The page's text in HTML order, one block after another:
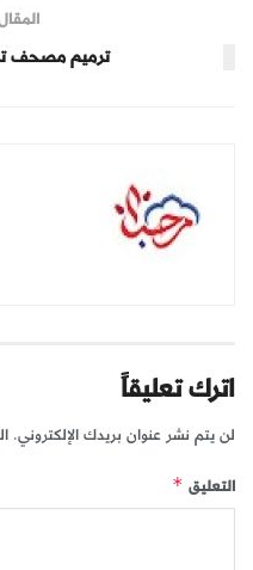
ترميم مصحف
اترك تعليقاً
لن يتم نشر عنوان بريدك الإلكتروني.
التعليق *